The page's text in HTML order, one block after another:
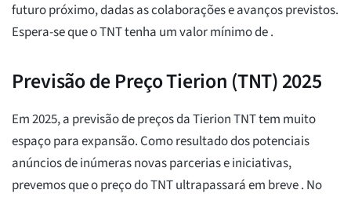
futuro próximo, dadas as colaborações e avanços previstos.
Espera-se que o TNT tenha um valor mínimo de.
Previsão de Preço Tierion (TNT) 2025
Em 2025, a previsão de preços da Tierion TNT tem muito
espaço para expansão. Como resultado dos potenciais
anúncios de inúmeras novas parcerias e iniciativas,
prevemos que o preço do TNT ultrapassará em breve. No